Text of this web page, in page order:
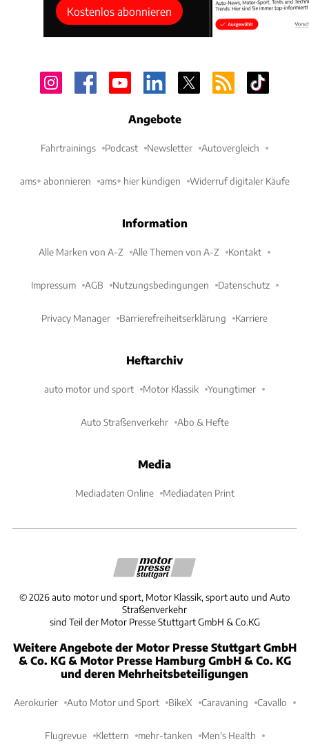
Kostenlos abonnieren
Angebote
Fahrtrainings Podcast Newsletter Autovergleich
ams+ abonnieren ams+ hier kündigen Widerruf digitaler Käufe
Information
Alle Marken von A-Z Alle Themen von A-Z Kontakt
Impressum AGB Nutzungsbedingungen Datenschutz
Privacy Manager Barrierefreiheitserklärung Karriere
Heftarchiv
auto motor und sport Motor Klassik Youngtimer
Auto Straßenverkehr Abo & Hefte
Media
Mediadaten Online Mediadaten Print
©2026 auto motor und sport, Motor Klassik, sport auto und Auto
Straßenverkehr
sind Teil der Motor Presse Stuttgart GmbH & Co.KG
Weitere Angebote der Motor Presse Stuttgart GmbH
& Co. KG & Motor Presse Hamburg GmbH & Co. KG
und deren Mehrheitsbeteiligungen
Aerokurier Auto Motor und Sport BikeX Caravaning Cavallo
Flugrevue Klettern mehr-tanken Men's Health